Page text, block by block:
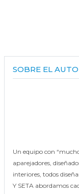
SOBRE EL
Un equipo con
aparejadores,
interiores, todos
Y SETA abordamos